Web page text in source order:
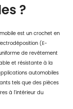
?
est un crochet en
(E-
de revêtement
et résistante à la
automobiles
tels que des pièces
à l'intérieur du